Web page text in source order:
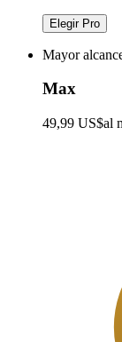
Elegir Pro
Mayor
Max
49,99 US$al